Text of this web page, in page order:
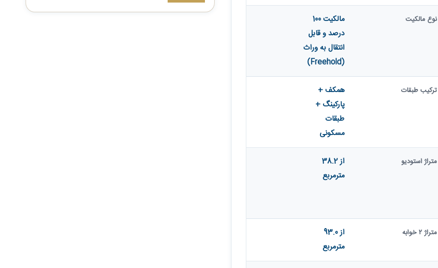
نوع مالکیت
مالکیت 100
درصد و قابل
انتقال به وراث
(Freehold)
ترکیب طبقات
همکف +
پارکینگ +
طبقات
مسکونی
متراژ استودیو
از 38.2
مترمربع
متراژ ۲ خوابه
از 93.0
مترمربع